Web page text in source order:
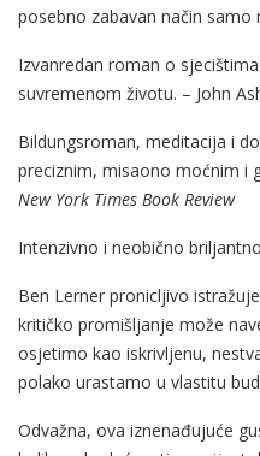
posebno zabavan način samo
Izvanredan roman o
suvremenom životu. – John
Bildungsroman, meditacija i
preciznim, misaono moćnim i
New York Times Book Review
Intenzivno i neobično
Ben Lerner pronicljivo
kritičko promišljanje može
osjetimo kao iskrivljenu,
polako urastamo u vlastitu
Odvažna, ova iznenađujuće